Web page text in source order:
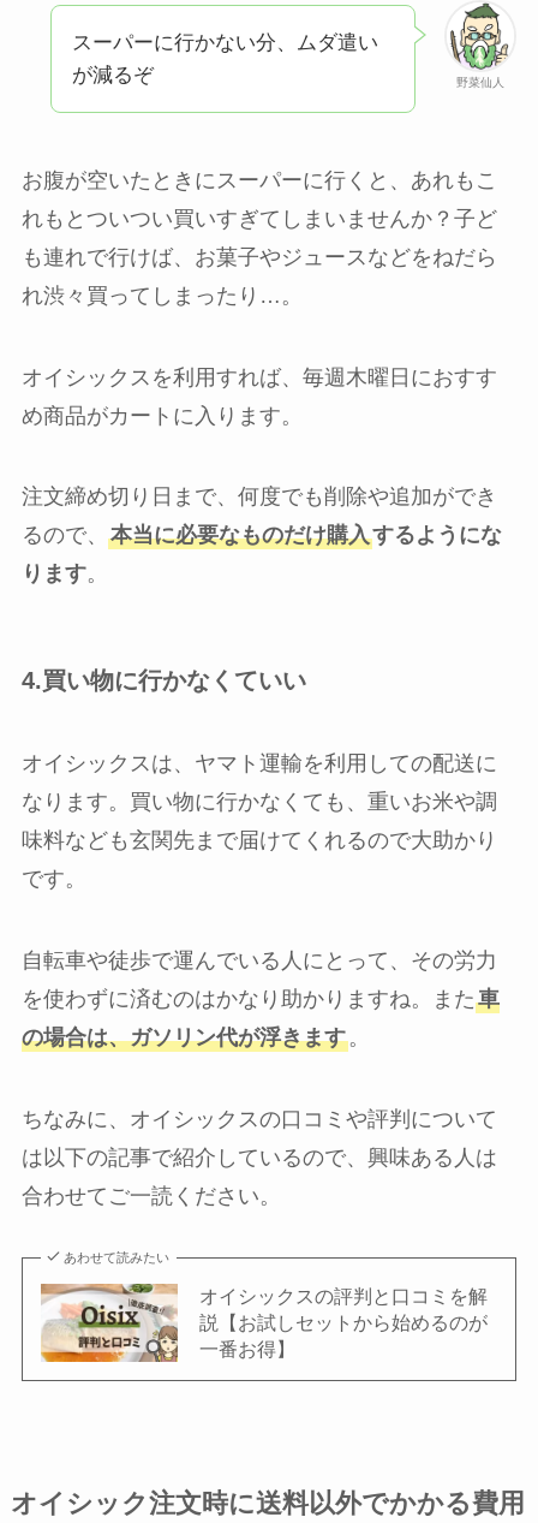
野菜仙人
スーパーに行かない分、ムダ遣い
が減るぞ
お腹が空いたときにスーパーに行くと、あれもこ
れもとついつい買いすぎてしまいませんか？子ど
も連れで行けば、お菓子やジュースなどをねだら
れ渋々買ってしまったり…。
オイシックスを利用すれば、毎週木曜日におすす
め商品がカートに入ります。
注文締め切り日まで、何度でも削除や追加ができ
るので、 本当に必要なものだけ購入するようにな
ります。
4.買い物に行かなくていい
オイシックスは、ヤマト運輸を利用しての配送に
なります。買い物に行かなくても、重いお米や調
味料なども玄関先まで届けてくれるので大助かり
です。
自転車や徒歩で運んでいる人にとって、その労力
を使わずに済むのはかなり助かりますね。また車
の場合は、ガソリン代が浮きます。
ちなみに、オイシックスの口コミや評判について
は以下の記事で紹介しているので、興味ある人は
合わせてご一読ください。
あわせて読みたい
オイシックスの評判と口コミを解
説【お試しセットから始めるのが
一番お得】
オイシック注文時に送料以外でかかる費用